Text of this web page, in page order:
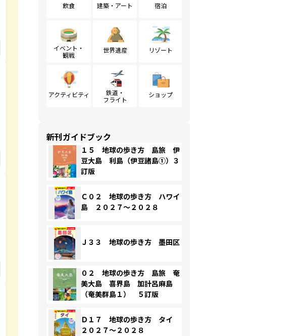
飲食 建築・アート 宿泊
イベント・
観戦
世界遺産 リゾート
アクティビティ
鉄道・
フライト
ショップ
新刊ガイドブック
１５ 地球の歩き方 島旅 伊
豆大島 利島（伊豆諸島①）３
訂版
Ｃ０２ 地球の歩き方 ハワイ
島 ２０２７～２０２８
Ｊ３３ 地球の歩き方 墨田区
０２ 地球の歩き方 島旅 奄
美大島 喜界島 加計呂麻島
（奄美群島１） ５訂版
Ｄ１７ 地球の歩き方 タイ
２０２７～２０２８